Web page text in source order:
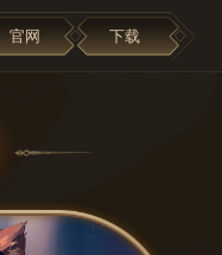
官网 下载